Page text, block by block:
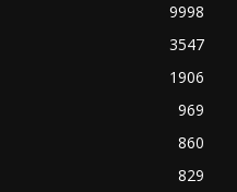
9998
3547
1906
969
860
829